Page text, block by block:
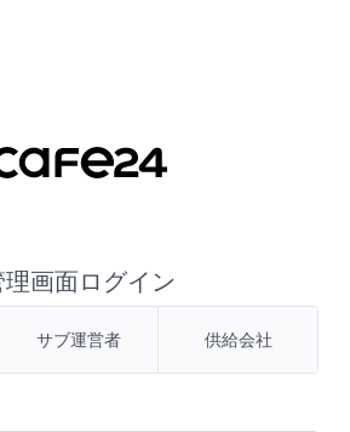
理画面ログイン
サブ運営者 供給会社